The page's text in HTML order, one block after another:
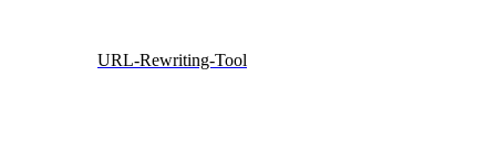
URL-Rewriting-Tool